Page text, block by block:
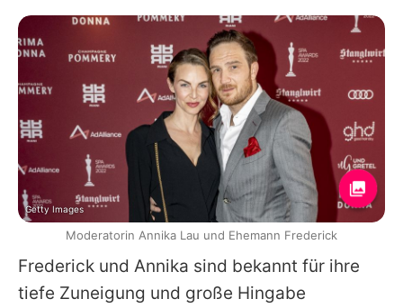
Frederick und Annika sind bekannt für ihre
tiefe Zuneigung und große Hingabe
Getty Images
Moderatorin Annika Lau und Ehemann Frederick